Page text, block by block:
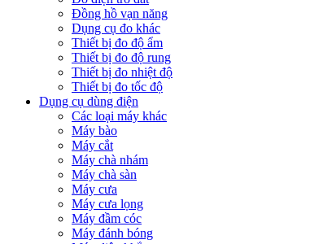
Đồng hồ vạn năng
Dụng cụ đo khác
Thiết bị đo độ ẩm
Thiết bị đo độ rung
Thiết bị đo nhiệt độ
Thiết bị đo tốc độ
Dụng cụ dùng điện
Các loại máy khác
Máy bào
Máy cắt
Máy chà nhám
Máy chà sàn
Máy cưa
Máy cưa lọng
Máy đầm cóc
Máy đánh bóng